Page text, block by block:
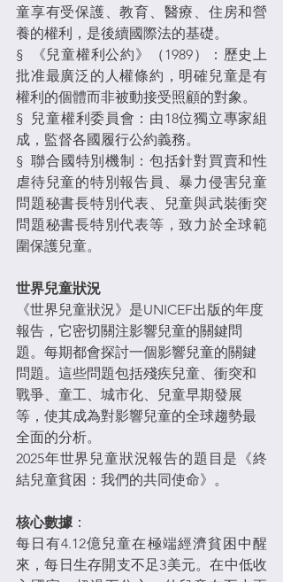
童享有受保護、教育、醫療、住房和營
養的權利，是後續國際法的基礎。
§  《兒童權利公約》（1989）：歷史上
批准最廣泛的人權條約，明確兒童是有
權利的個體而非被動接受照顧的對象。
§  兒童權利委員會：由18位獨立專家組
成，監督各國履行公約義務。
§  聯合國特別機制：包括針對買賣和性
虐待兒童的特別報告員、暴力侵害兒童
問題秘書長特別代表、兒童與武裝衝突
問題秘書長特別代表等，致力於全球範
圍保護兒童。
世界兒童狀況
《世界兒童狀況》是UNICEF出版的年度
報告，它密切關注影響兒童的關鍵問
題。每期都會探討一個影響兒童的關鍵
問題。這些問題包括殘疾兒童、衝突和
戰爭、童工、城市化、兒童早期發展
等，使其成為對影響兒童的全球趨勢最
全面的分析。
2025年世界兒童狀況報告的題目是《終
結兒童貧困：我們的共同使命》。
核心數據 ：
每日有4.12億兒童在極端經濟貧困中醒
來，每日生存開支不足3美元。在中低收